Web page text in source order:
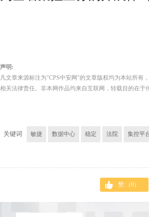
声明:
凡文章来源标注为"CPS中安网"的文章版权均为本站所有
相关法律责任。非本网作品均来自互联网，转载目的在
关键词 敏捷 数据中心 稳定 法院 集控平
赞:（0）